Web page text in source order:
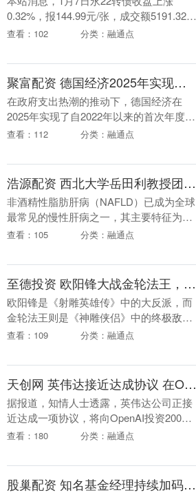
0.32%，报144.99元/张，成交额5191.32万
元，转股溢价率25.98%。 资料显示，永
查看：102 分类：融通点
聚富配资 德国经济2025年实现三年来首次增长 财政支出热潮能否扭转颓势？
在政府支出热潮的推动下，德国经济在
2025年实现了自2022年以来的首次年度增
长，艰难摆脱了长期的工业衰退。德国联
查看：112 分类：融通点
浩源配资 西北大学岳田利教授团队揭示枸杞多酚改善非酒精性脂肪肝机制
非酒精性脂肪肝病（NAFLD）已成为全球
最常见的慢性肝病之一，其主要特征为肝
脏中过量脂肪堆积，与肥胖、胰岛素抵抗
其代谢产物被....
查看：105 分类：融通点
至德投资 欧阳锋大战金轮法王，谁能笑到最后
欧阳锋是《射雕英雄传》中的大反派，而
金轮法王则是《神雕侠侣》中的终极敌
人。两人都是武林中赫赫有名的强者，各
如果这两位强者单挑....
查看：109 分类：融通点
天创网 英伟达接近达成协议 在OpenAI最新一轮融资中投资200亿美元
据报道，知情人士透露，英伟达公司正接
近达成一项协议，将向OpenAI投资200亿
美元作为其最新一轮融资的一部分。这将
知....
查看：180 分类：融通点
股巢配资 知名基金经理持续加码人工智能！这些细分领域受关注